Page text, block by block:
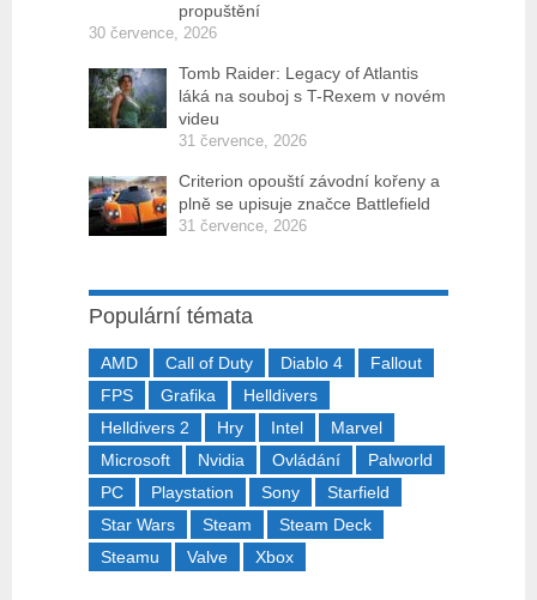
propuštění
30 července, 2026
Tomb Raider: Legacy of Atlantis
láká na souboj s T-Rexem v novém
videu
31 července, 2026
Criterion opouští závodní kořeny a
plně se upisuje značce Battlefield
31 července, 2026
Populární témata
AMD Call of Duty Diablo 4
Fallout
FPS
Grafika
Helldivers
Helldivers 2
Hry Intel
Marvel
Microsoft
Nvidia Ovládání
Palworld
PC
Playstation Sony
Starfield
Star Wars
Steam
Steam Deck
Steamu
Valve Xbox